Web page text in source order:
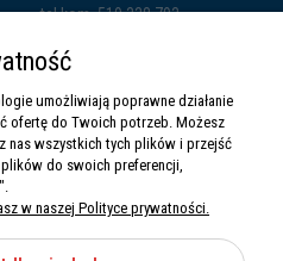
k.
tel.kom. 519 338 793
umożliwiają poprawne działanie
ofertę do Twoich potrzeb. Możesz
nas wszystkich tych plików i przejść
do swoich preferencji,
w naszej Polityce prywatności.